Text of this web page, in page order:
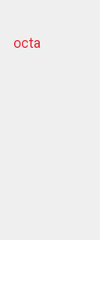
octa
dziļurbums